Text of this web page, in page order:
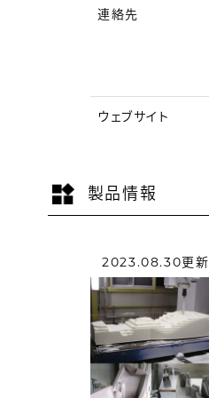
連絡先
ウェブサイト
製品情報
2023.08.30更新